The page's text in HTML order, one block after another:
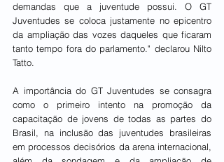
demandas que a juventude possui. O GT
Juventudes se coloca justamente no epicentro
da ampliação das vozes daqueles que ficaram
tanto tempo fora do parlamento." declarou Nilto
Tatto.
A importância do GT Juventudes se consagra
como o primeiro intento na promoção da
capacitação de jovens de todas as partes do
Brasil, na inclusão das juventudes brasileiras
em processos decisórios da arena internacional,